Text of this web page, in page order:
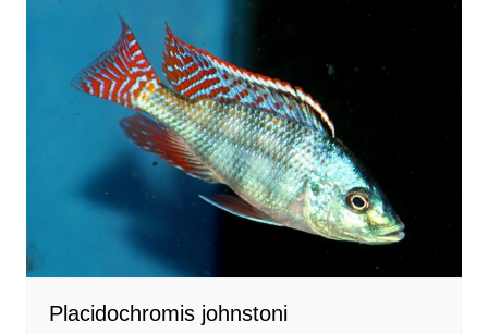
Placidochromis johnstoni